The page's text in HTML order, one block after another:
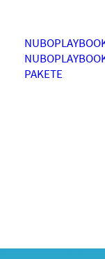
PAKETE